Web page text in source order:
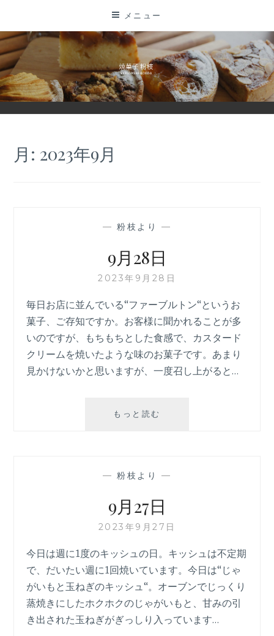
テ
ン
ツ
に
メニュー
月: 2023年9月
— 粉枝より —
9月28日
2023年9月28日
毎日お店に並んでいる“ファーブルトン“というお
菓子、ご存知ですか。お客様に聞かれることが多
いのですが、もちもちとした食感で、カスタード
クリームを焼いたような味のお菓子です。あまり
見かけないかと思いますが、一度召し上がると…
もっと読む
— 粉枝より —
9月27日
2023年9月27日
今日は週に1度のキッシュの日。キッシュは不定期
で、だいたい週に1回焼いています。今日は“じゃ
がいもと玉ねぎのキッシュ“。オーブンでじっくり
蒸焼きにしたホクホクのじゃがいもと、甘みの引
き出された玉ねぎがぎっしり入っています…